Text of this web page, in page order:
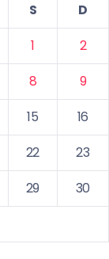
S
D
1
2
8
9
15
16
22
23
29
30